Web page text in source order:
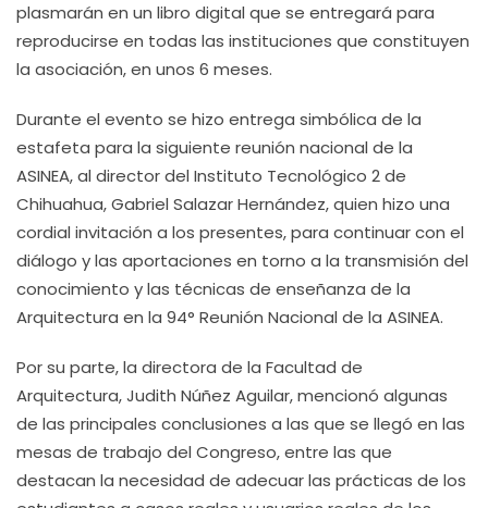
plasmarán en un libro digital que se entregará para
reproducirse en todas las instituciones que constituyen
la asociación, en unos 6 meses.
Durante el evento se hizo entrega simbólica de la
estafeta para la siguiente reunión nacional de la
ASINEA, al director del Instituto Tecnológico 2 de
Chihuahua, Gabriel Salazar Hernández, quien hizo una
cordial invitación a los presentes, para continuar con el
diálogo y las aportaciones en torno a la transmisión del
conocimiento y las técnicas de enseñanza de la
Arquitectura en la 94° Reunión Nacional de la ASINEA.
Por su parte, la directora de la Facultad de
Arquitectura, Judith Núñez Aguilar, mencionó algunas
de las principales conclusiones a las que se llegó en las
mesas de trabajo del Congreso, entre las que
destacan la necesidad de adecuar las prácticas de los